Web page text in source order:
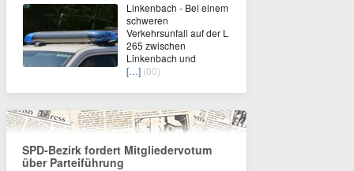
Linkenbach - Bei einem
schweren
Verkehrsunfall auf der L
265 zwischen
Linkenbach und
[…] (00)
SPD-Bezirk fordert Mitgliedervotum
über Parteiführung